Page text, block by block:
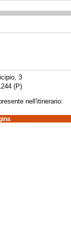
3
(P)
nell'itinerario: